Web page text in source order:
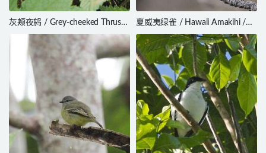
灰颊夜鸫 / Grey-cheeked Thrush
/ Catharus minimus
夏威夷绿雀 / Hawaii Amakihi /
Chlorodrepanis virens